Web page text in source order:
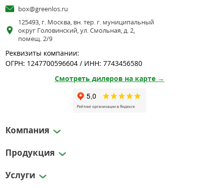
box@greenlos.ru
125493, г. Москва, вн. тер. г. муниципальный
округ Головинский, ул. Смольная, д. 2,
помещ. 2/9
Реквизиты компании:
ОГРН: 1247700596604 / ИНН: 7743456580
Смотреть дилеров на карте →
Компания
Продукция
Услуги